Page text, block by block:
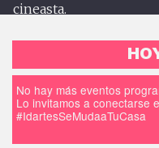
cineasta.
No hay más eventos
Lo invitamos a conectarse
#IdartesSeMudaaTuCasa